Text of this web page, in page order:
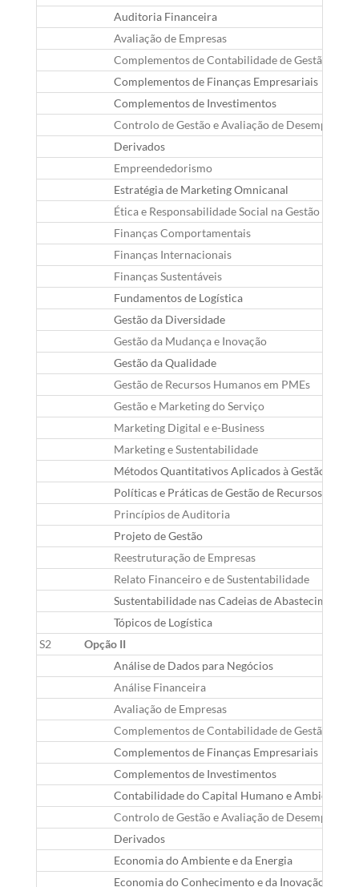
Auditoria Financeira
Avaliação de Empresas
Complementos de Contabilidade de Gestão
Complementos de Finanças Empresariais
Complementos de Investimentos
Controlo de Gestão e Avaliação de Desempenho
Derivados
Empreendedorismo
Estratégia de Marketing Omnicanal
Ética e Responsabilidade Social na Gestão
Finanças Comportamentais
Finanças Internacionais
Finanças Sustentáveis
Fundamentos de Logística
Gestão da Diversidade
Gestão da Mudança e Inovação
Gestão da Qualidade
Gestão de Recursos Humanos em PMEs
Gestão e Marketing do Serviço
Marketing Digital e e-Business
Marketing e Sustentabilidade
Métodos Quantitativos Aplicados à Gestão
Políticas e Práticas de Gestão de Recursos
Princípios de Auditoria
Projeto de Gestão
Reestruturação de Empresas
Relato Financeiro e de Sustentabilidade
Sustentabilidade nas Cadeias de Abastecimento
Tópicos de Logística
S2
Opção II
Análise de Dados para Negócios
Análise Financeira
Avaliação de Empresas
Complementos de Contabilidade de Gestão
Complementos de Finanças Empresariais
Complementos de Investimentos
Contabilidade do Capital Humano e Ambiental
Controlo de Gestão e Avaliação de Desempenho
Derivados
Economia do Ambiente e da Energia
Economia do Conhecimento e da Inovação